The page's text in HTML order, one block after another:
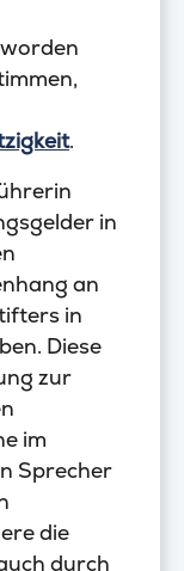
.
in
an
in
Diese
zur
im
Sprecher
die
durch